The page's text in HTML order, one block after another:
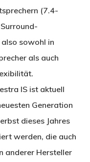
(7.4-
sowohl in
als auch
IS ist aktuell
Generation
dieses Jahres
werden, die auch
anderer Hersteller